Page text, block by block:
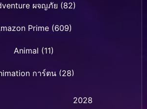
ผจญภัย (82)
Prime (609)
Animal (11)
การ์ตูน (28)
การ์ตูน (235)2028